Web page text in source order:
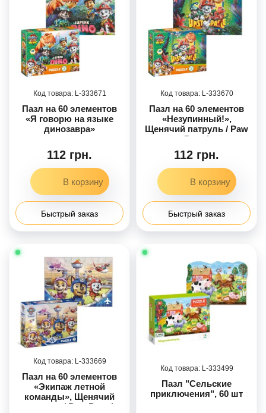
333671
Пазл на 60 элементов
«Я говорю на языке
динозавра»
112 грн.
Быстрый заказ
333670
Пазл на 60 элементов
«Незупинный!»,
Щенячий патруль / Paw
Patrol
112 грн.
Быстрый заказ
333669
Пазл на 60 элементов
«Экипаж летной
команды», Щенячий
патруль / Paw Patrol
333499
Пазл "Сельские
приключения", 60 шт